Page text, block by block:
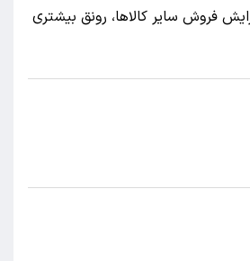
فروش سایر کالاها، رونق بیشتری